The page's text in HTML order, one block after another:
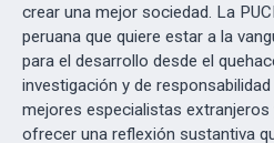
crear una mejor sociedad. La
peruana que quiere estar a la
para el desarrollo desde el
investigación y de
mejores especialistas
ofrecer una reflexión sustantiva